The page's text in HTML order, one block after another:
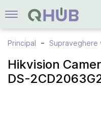
Principal Supraveghere
Hikvision
DS-